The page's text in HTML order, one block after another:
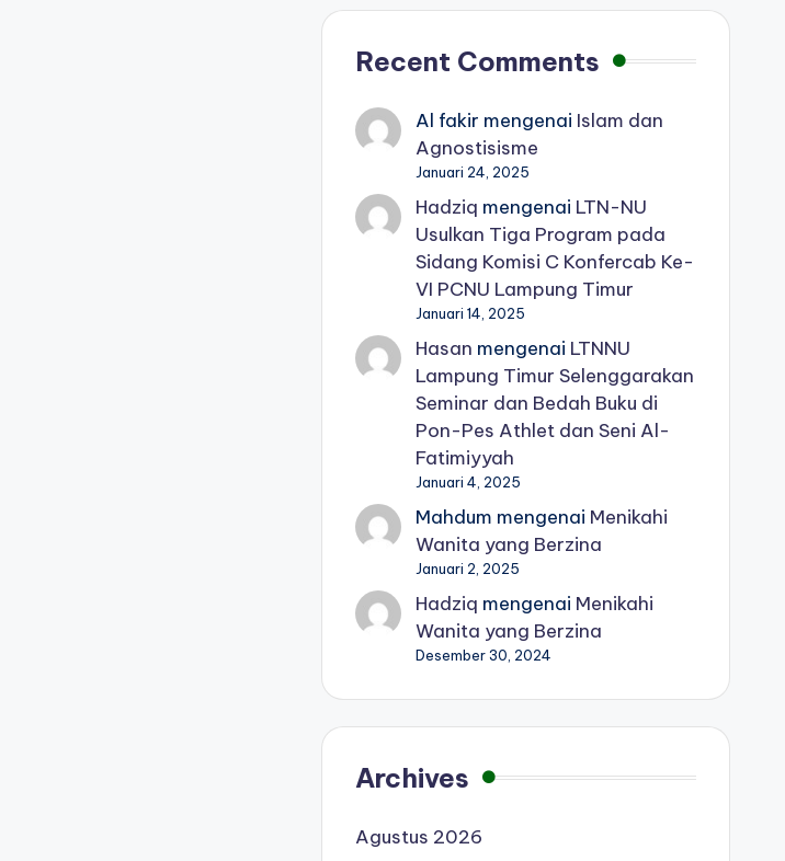
Recent Comments
Al fakir mengenai Islam dan
Agnostisisme
Januari 24, 2025
Hadziq mengenai LTN-NU
Usulkan Tiga Program pada
Sidang Komisi C Konfercab Ke-
VI PCNU Lampung Timur
Januari 14, 2025
Hasan mengenai LTNNU
Lampung Timur Selenggarakan
Seminar dan Bedah Buku di
Pon-Pes Athlet dan Seni Al-
Fatimiyyah
Januari 4, 2025
Mahdum mengenai Menikahi
Wanita yang Berzina
Januari 2, 2025
Hadziq mengenai Menikahi
Wanita yang Berzina
Desember 30, 2024
Archives
Agustus 2026